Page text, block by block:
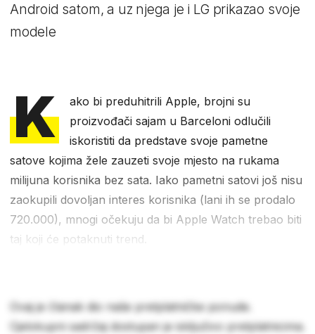
Android satom, a uz njega je i LG prikazao svoje
modele
K
ako bi preduhitrili Apple, brojni su
proizvođači sajam u Barceloni odlučili
iskoristiti da predstave svoje pametne
satove kojima žele zauzeti svoje mjesto na rukama
milijuna korisnika bez sata. Iako pametni satovi još nisu
zaokupili dovoljan interes korisnika (lani ih se prodalo
720.000), mnogi očekuju da bi Apple Watch trebao biti
taj koji će potaknuti trend.
Ovaj je članak dio naše pretplatničke ponude.
Cjelokupni sadržaj dostupan je isključivo pretplatnicima.